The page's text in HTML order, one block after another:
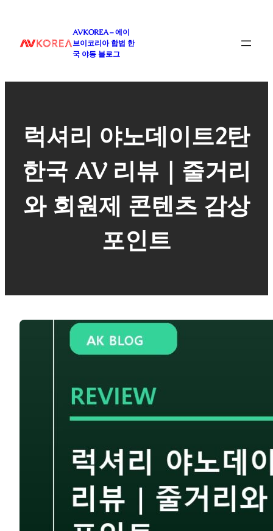
로
AVKOREA – 에이
브이코리아 합법 한
국 야동 블로그
럭셔리 야노데이트2탄
한국 AV 리뷰｜줄거리
와 회원제 콘텐츠 감상
포인트